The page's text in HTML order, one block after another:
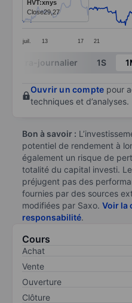
The chart has 1 Y axis
juil. 13 17 21
HVT:xnys
Close29,27
End of interactive chart.
Intra-journalier 1S
Ouvrir un compte pour
techniques et d’analyses.
Bon à savoir :
potentiel de rendement à
également un risque de
totalité du capital investi.
préjugent pas des
fournies par des sources
modifiées par Saxo. Voir la
responsabilité.
Cours
Achat
Vente
Ouverture
Clôture